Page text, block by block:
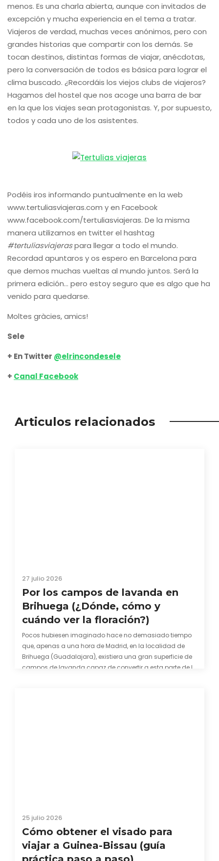
menos. Es una charla abierta, aunque con invitados de
excepción y mucha experiencia en el tema a tratar.
Viajeros de verdad, muchas veces anónimos, pero con
grandes historias que compartir con los demás. Se
tocan destinos, distintas formas de viajar, anécdotas,
pero la conversación de todos es básica para lograr el
clima buscado. ¿Recordáis los viejos clubs de viajeros?
Hagamos del hostel que nos acoge una barra de bar
en la que los viajes sean protagonistas. Y, por supuesto,
todos y cada uno de los asistentes.
Podéis iros informando puntualmente en la web
www.tertuliasviajeras.com y en Facebook
www.facebook.com/tertuliasviajeras. De la misma
manera utilizamos en twitter el hashtag
#tertuliasviajeraspara llegar a todo el mundo.
Recordad apuntaros y os espero en Barcelona para
que demos muchas vueltas al mundo juntos. Será la
primera edición… pero estoy seguro que es algo que ha
venido para quedarse.
Moltes gràcies, amics!
Sele
+ En Twitter @elrincondesele
+ Canal Facebook
Articulos relacionados
27 julio 2026
Por los campos de lavanda en
Brihuega (¿Dónde, cómo y
cuándo ver la floración?)
Pocos hubiesen imaginado hace no demasiado tiempo
que, apenas a una hora de Madrid, en la localidad de
Brihuega (Guadalajara), existiera una gran superficie de
campos de lavanda capaz de convertir a esta parte de la
25 julio 2026
Cómo obtener el visado para
viajar a Guinea-Bissau (guía